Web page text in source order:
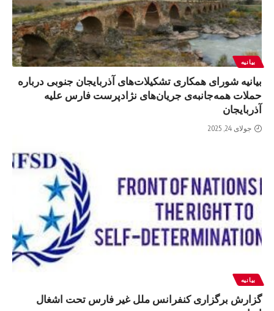
بیانیه
بیانیه شورای همکاری تشکیلات‌های آذربایجان جنوبی درباره
‌حملات همه‌جانبه‌ی جریان‌های نژادپرست فارس علیه
آذربایجان
جولای 24, 2025
بیانیه
گزارش برگزاری کنفرانس ملل غیر فارس تحت اشغال